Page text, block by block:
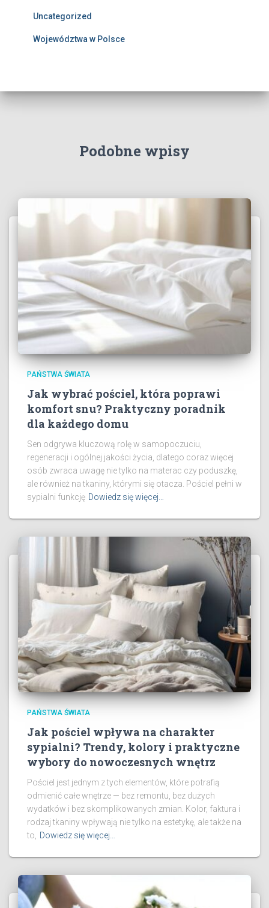
Uncategorized
Województwa w Polsce
Podobne wpisy
PAŃSTWA ŚWIATA
Jak wybrać pościel, która poprawi
komfort snu? Praktyczny poradnik
dla każdego domu
Sen odgrywa kluczową rolę w samopoczuciu,
regeneracji i ogólnej jakości życia, dlatego coraz więcej
osób zwraca uwagę nie tylko na materac czy poduszkę,
ale również na tkaniny, którymi się otacza. Pościel pełni w
sypialni funkcję Dowiedz się więcej…
PAŃSTWA ŚWIATA
Jak pościel wpływa na charakter
sypialni? Trendy, kolory i praktyczne
wybory do nowoczesnych wnętrz
Pościel jest jednym z tych elementów, które potrafią
odmienić całe wnętrze — bez remontu, bez dużych
wydatków i bez skomplikowanych zmian. Kolor, faktura i
rodzaj tkaniny wpływają nie tylko na estetykę, ale także na
to,
Dowiedz się więcej…